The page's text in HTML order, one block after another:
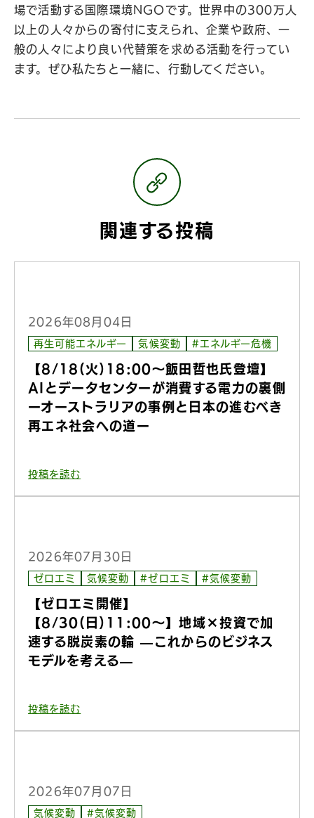
場で活動する国際環境NGOです。世界中の300万人
以上の人々からの寄付に支えられ、企業や政府、一
般の人々により良い代替策を求める活動を行ってい
ます。ぜひ私たちと一緒に、行動してください。
関連する投稿
2026年08月04日
再生可能エネルギー 気候変動 #エネルギー危機
【8/18(火)18:00〜飯田哲也氏登壇】
AIとデータセンターが消費する電力の裏側
ーオーストラリアの事例と日本の進むべき
再エネ社会への道ー
投稿を読む
2026年07月30日
ゼロエミ 気候変動 #ゼロエミ #気候変動
【ゼロエミ開催】
【8/30(日)11:00〜】地域×投資で加
速する脱炭素の輪 —これからのビジネス
モデルを考える—
投稿を読む
2026年07月07日
気候変動 #気候変動